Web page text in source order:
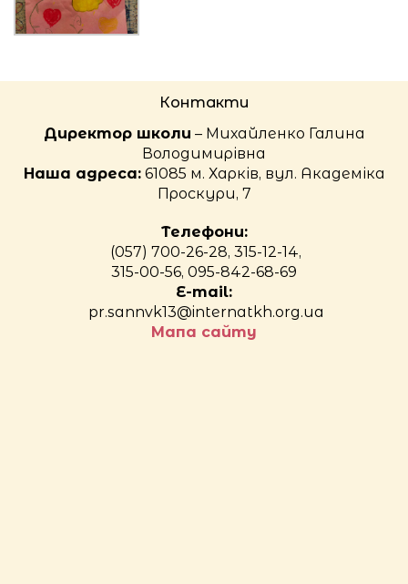
Контакти
Директор школи – Михайленко Галина
Володимирівна
Наша адреса:61085 м. Харків, вул. Академіка
Проскури, 7
Телефони:
(057) 700-26-28, 315-12-14,
315-00-56, 095-842-68-69
E-mail:
pr.sannvk13@internatkh.org.ua
Мапа сайту